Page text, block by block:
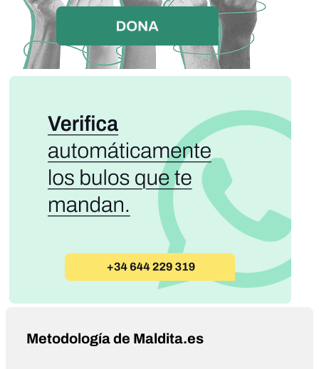
Metodología de Maldita.es